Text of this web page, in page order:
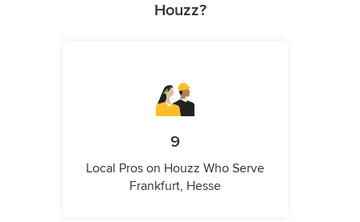
Houzz?
9
Local Pros on Houzz Who Serve
Frankfurt, Hesse